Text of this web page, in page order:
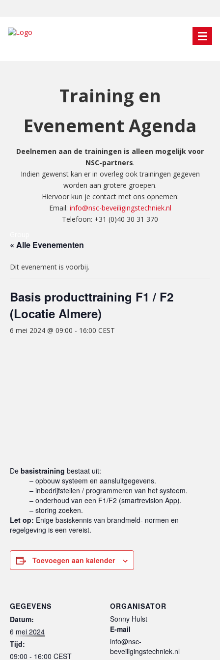
Training en
Evenement Agenda
Deelnemen aan de trainingen is alleen mogelijk voor
NSC-partners.
Indien gewenst kan er in overleg ook trainingen gegeven
worden aan grotere groepen.
Hiervoor kun je contact met ons opnemen:
Email: info@nsc-beveiligingstechniek.nl
Telefoon: +31 (0)40 30 31 370
« Alle Evenementen
Dit evenement is voorbij.
Basis producttraining F1 / F2
(Locatie Almere)
6 mei 2024 @ 09:00 - 16:00 CEST
De basistraining bestaat uit:
– opbouw systeem en aansluitgegevens.
– inbedrijfstellen / programmeren van het systeem.
– onderhoud van een F1/F2 (smartrevision App).
– storing zoeken.
Let op: Enige basiskennis van brandmeld- normen en
regelgeving is een vereist.
Toevoegen aan kalender
GEGEVENS
Datum:
6 mei 2024
Tijd:
09:00 - 16:00 CEST
ORGANISATOR
Sonny Hulst
E-mail
info@nsc-
beveiligingstechniek.nl